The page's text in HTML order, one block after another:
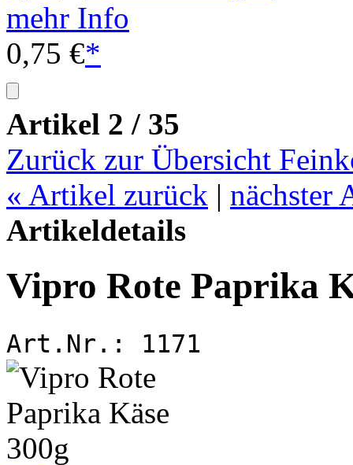
mehr Info
0,75 €*
Artikel 2 / 35
Zurück zur Übersicht
« Artikel zurück | nächster
Artikeldetails
Vipro Rote Paprika
Art.Nr.: 1171